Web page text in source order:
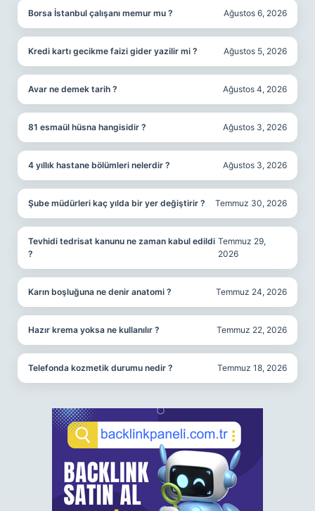
Borsa İstanbul çalışanı memur mu ? Ağustos 6, 2026
Kredi kartı gecikme faizi gider yazilir mi ? Ağustos 5, 2026
Avar ne demek tarih ? Ağustos 4, 2026
81 esmaül hüsna hangisidir ? Ağustos 3, 2026
4 yıllık hastane bölümleri nelerdir ? Ağustos 3, 2026
Şube müdürleri kaç yılda bir yer değiştirir ? Temmuz 30, 2026
Tevhidi tedrisat kanunu ne zaman kabul edildi
?
Temmuz 29,
2026
Karın boşluğuna ne denir anatomi ? Temmuz 24, 2026
Hazır krema yoksa ne kullanılır ? Temmuz 22, 2026
Telefonda kozmetik durumu nedir ? Temmuz 18, 2026